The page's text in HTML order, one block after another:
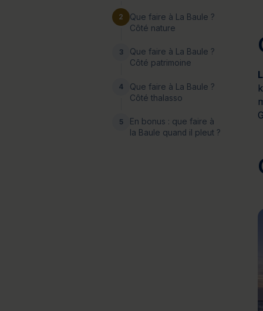
2
Que faire à La Baule ?
Côté nature
3
Que faire à La Baule ?
Côté patrimoine
4
Que faire à La Baule ?
Côté thalasso
5
En bonus : que faire à
la Baule quand il pleut ?